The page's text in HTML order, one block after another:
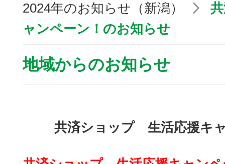
2024年のお知らせ（新潟）
ャンペーン！のお知らせ
地域からのお知らせ
共済ショップ 生活応援キ